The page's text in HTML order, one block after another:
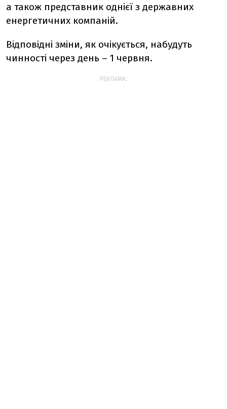
а також представник однієї з державних
енергетичних компаній.
Відповідні зміни, як очікується, набудуть
чинності через день – 1 червня.
РЕКЛАМА: